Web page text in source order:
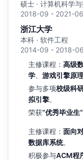
硕士 · 计算机科学
2018-09 - 2021-06
浙江大学
本科 · 软件工程
2014-09 - 2018-06
主修课程： 高级
学
游戏引擎原
参与多项校级科
拟引擎。
荣获“优秀毕业生”
主修课程： 面向
数据库系统。
积极参与ACM程